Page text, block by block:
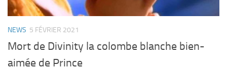
NEWS 5 FÉVRIER 2021
Mort de Divinity la colombe blanche bien-
aimée de Prince